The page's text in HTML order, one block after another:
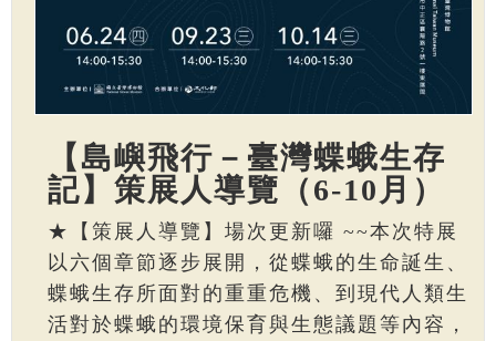
【島嶼飛行－臺灣蝶蛾生存
記】策展人導覽（6-10月）
★【策展人導覽】場次更新囉 ~~本次特展
以六個章節逐步展開，從蝶蛾的生命誕生、
蝶蛾生存所面對的重重危機、到現代人類生
活對於蝶蛾的環境保育與生態議題等內容，